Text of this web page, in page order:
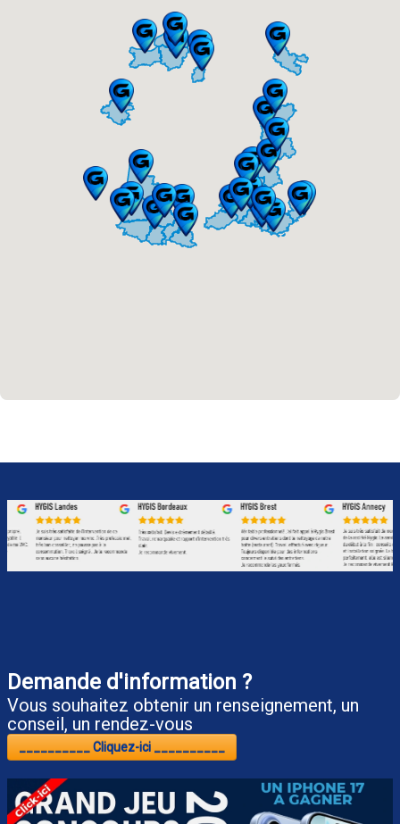
Demande d'information ?
Vous souhaitez obtenir un renseignement, un
conseil, un rendez-vous
__________ Cliquez-ici __________